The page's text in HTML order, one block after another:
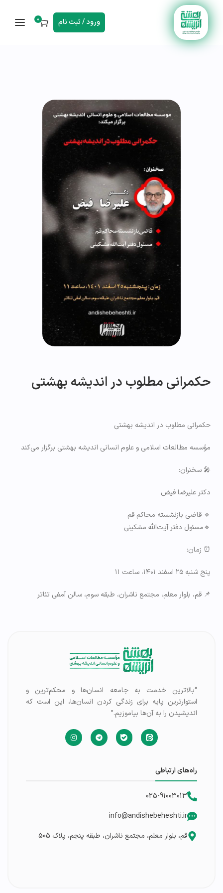
ورود / ثبت نام 0
حکمرانی مطلوب در اندیشه بهشتی
حکمرانی مطلوب در اندیشه بهشتی
مؤسسه مطالعات اسلامی و علوم انسانی اندیشه بهشتی برگزار می‌کند
🎤 سخنران:
دکتر علیرضا فیض
🔹 قاضی بازنشسته محاکم قم
🔹مسئول دفتر آیت‌الله مشکینی
⏰️ زمان:
پنج شنبه ۲۵ اسفند ۱۴۰۱، ساعت ۱۱
📌 قم، بلوار معلم، مجتمع ناشران، طبقه سوم، سالن آمفی تئاتر
“بالاترین خدمت به جامعه انسان‌ها و محکم‌ترین و
استوارترین پایه برای زندگی کردن انسان‌ها، این است که
اندیشیدن را به آن‌ها بیاموزیم.”
راه‌های ارتباطی
025-91003013
info@andishebeheshti.ir
قم، بلوار معلم، مجتمع ناشران، طبقه پنجم، پلاک 505